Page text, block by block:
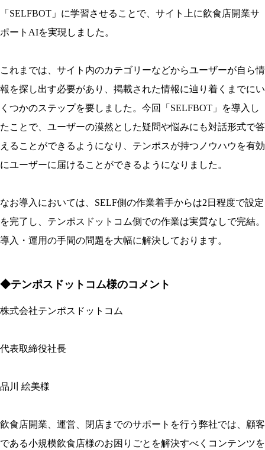
「SELFBOT」に学習させることで、サイト上に飲食店開業サ
ポートAIを実現しました。
これまでは、サイト内のカテゴリーなどからユーザーが自ら情
報を探し出す必要があり、掲載された情報に辿り着くまでにい
くつかのステップを要しました。今回「SELFBOT」を導入し
たことで、ユーザーの漠然とした疑問や悩みにも対話形式で答
えることができるようになり、テンポスが持つノウハウを有効
にユーザーに届けることができるようになりました。
なお導入においては、SELF側の作業着手からは2日程度で設定
を完了し、テンポスドットコム側での作業は実質なしで完結。
導入・運用の手間の問題を大幅に解決しております。
◆テンポスドットコム様のコメント
株式会社テンポスドットコム
代表取締役社長
品川 絵美様
飲食店開業、運営、閉店までのサポートを行う弊社では、顧客
である小規模飲食店様のお困りごとを解決すべくコンテンツを